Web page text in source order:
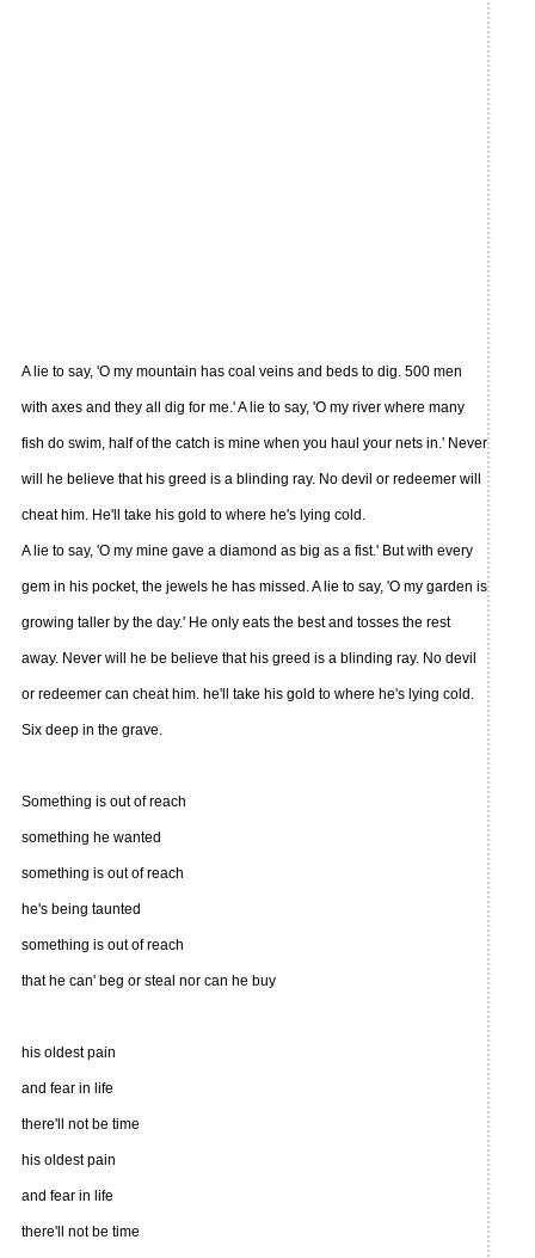
A lie to say, 'O my mountain has coal veins and beds to dig. 500 men
with axes and they all dig for me.' A lie to say, 'O my river where many
fish do swim, half of the catch is mine when you haul your nets in.' Never
will he believe that his greed is a blinding ray. No devil or redeemer will
cheat him. He'll take his gold to where he's lying cold.
A lie to say, 'O my mine gave a diamond as big as a fist.' But with every
gem in his pocket, the jewels he has missed. A lie to say, 'O my garden is
growing taller by the day.' He only eats the best and tosses the rest
away. Never will he be believe that his greed is a blinding ray. No devil
or redeemer can cheat him. he'll take his gold to where he's lying cold.
Six deep in the grave.
Something is out of reach
something he wanted
something is out of reach
he's being taunted
something is out of reach
that he can' beg or steal nor can he buy
his oldest pain
and fear in life
there'll not be time
his oldest pain
and fear in life
there'll not be time